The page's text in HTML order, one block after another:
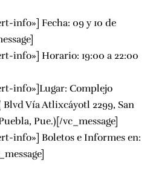
info»] Fecha: 09 y 10 de
info»] Horario: 19:00 a 22:00
info»]Lugar: Complejo
Blvd Vía Atlixcáyotl 2299, San
Pue.)[/vc_message]
info»] Boletos e Informes en: